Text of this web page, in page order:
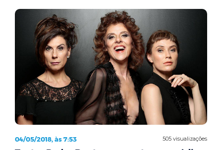
505 visualizações
04/05/2018, às 7:53